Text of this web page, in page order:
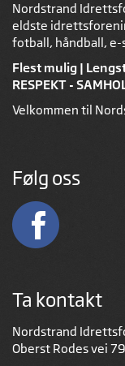
Nordstrand
eldste
fotball, håndball,
Flest mulig |
RESPEKT -
Velkommen til
Følg oss
Ta kontakt
Nordstrand
Oberst Rodes vei